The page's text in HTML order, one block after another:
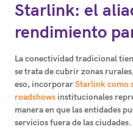
Starlink: el
rendimiento
La conectividad tradicional
se trata de cubrir zonas
eso, incorporarStarlink como
roadshows institucionales
manera en que las entidades
servicios fuera de las ciudades.